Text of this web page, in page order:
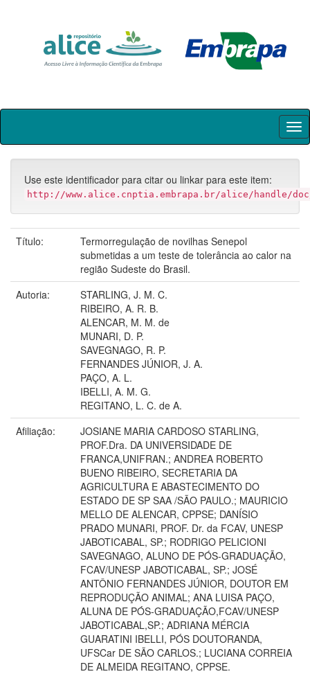
Skip
Use este identificador para citar ou linkar para este item:
http://www.alice.cnptia.embrapa.br/alice/handle/
Título:
Termorregulação de novilhas Senepol
submetidas a um teste de tolerância ao calor na
região Sudeste do Brasil.
Autoria:
STARLING, J. M. C.
RIBEIRO, A. R. B.
ALENCAR, M. M. de
MUNARI, D. P.
SAVEGNAGO, R. P.
FERNANDES JÚNIOR, J. A.
PAÇO, A. L.
IBELLI, A. M. G.
REGITANO, L. C. de A.
Afiliação:
JOSIANE MARIA CARDOSO STARLING,
PROF.Dra. DA UNIVERSIDADE DE
FRANCA,UNIFRAN.; ANDREA ROBERTO
BUENO RIBEIRO, SECRETARIA DA
AGRICULTURA E ABASTECIMENTO DO
ESTADO DE SP SAA /SÃO PAULO.; MAURICIO
MELLO DE ALENCAR, CPPSE; DANÍSIO
PRADO MUNARI, PROF. Dr. da FCAV, UNESP
JABOTICABAL, SP.; RODRIGO PELICIONI
SAVEGNAGO, ALUNO DE PÓS-GRADUAÇÃO,
FCAV/UNESP JABOTICABAL, SP.; JOSÉ
ANTÔNIO FERNANDES JÚNIOR, DOUTOR EM
REPRODUÇÃO ANIMAL; ANA LUISA PAÇO,
ALUNA DE PÓS-GRADUAÇÃO,FCAV/UNESP
JABOTICABAL,SP.; ADRIANA MÉRCIA
GUARATINI IBELLI, PÓS DOUTORANDA,
UFSCar DE SÃO CARLOS.; LUCIANA CORREIA
DE ALMEIDA REGITANO, CPPSE.